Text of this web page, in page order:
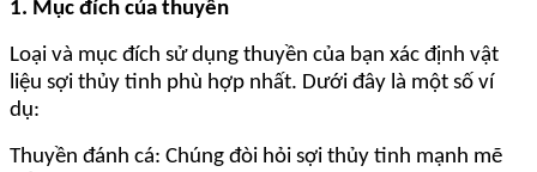
1. Mục đích của thuyền
Loại và mục đích sử dụng thuyền của bạn xác định vật
liệu sợi thủy tinh phù hợp nhất. Dưới đây là một số ví
dụ:
Thuyền đánh cá: Chúng đòi hỏi sợi thủy tinh mạnh mẽ